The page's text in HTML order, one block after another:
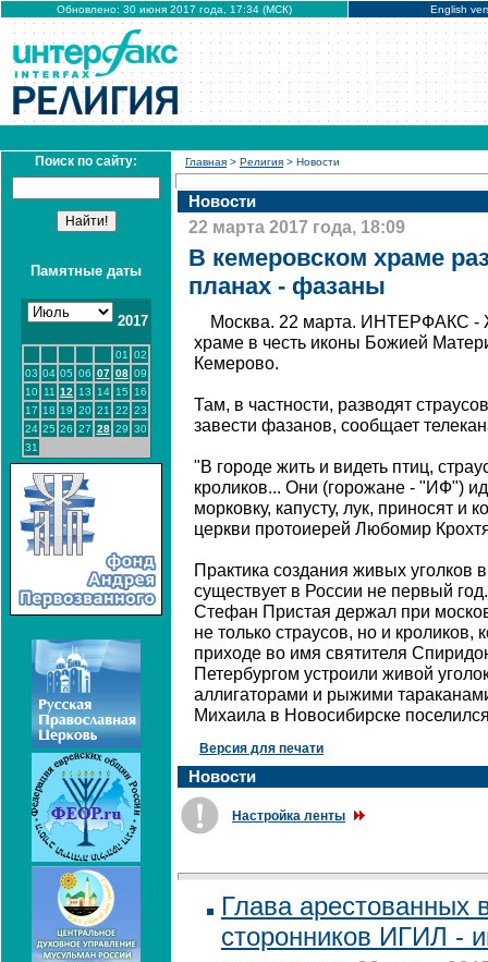
Обновлено: 30 июня 2017 года, 17:34 (МСК) English
Поиск по сайту:
Памятные даты
2017
01
02
03 04 05 06 07 08 09
10
11 12 13 14 15
16
17 18 19 20 21 22 23
24 25 26 27 28 29 30
31
Главная > Религия > Новости
Новости
22 марта 2017 года, 18:09
В кемеровском храме
планах - фазаны
Москва. 22 марта. ИНТЕРФАКС -
храме в честь иконы Божией
Кемерово.
Там, в частности, разводят
завести фазанов, сообщает
"В городе жить и видеть птиц,
кроликов... Они (горожане - "ИФ")
морковку, капусту, лук, приносят и
церкви протоиерей Любомир
Практика создания живых уголков
существует в России не первый
Стефан Пристая держал при
не только страусов, но и кроликов,
приходе во имя святителя
Петербургом устроили живой
аллигаторами и рыжими
Михаила в Новосибирске
Версия для печати
Новости
Настройка ленты
Глава арестованных
сторонников ИГИЛ -